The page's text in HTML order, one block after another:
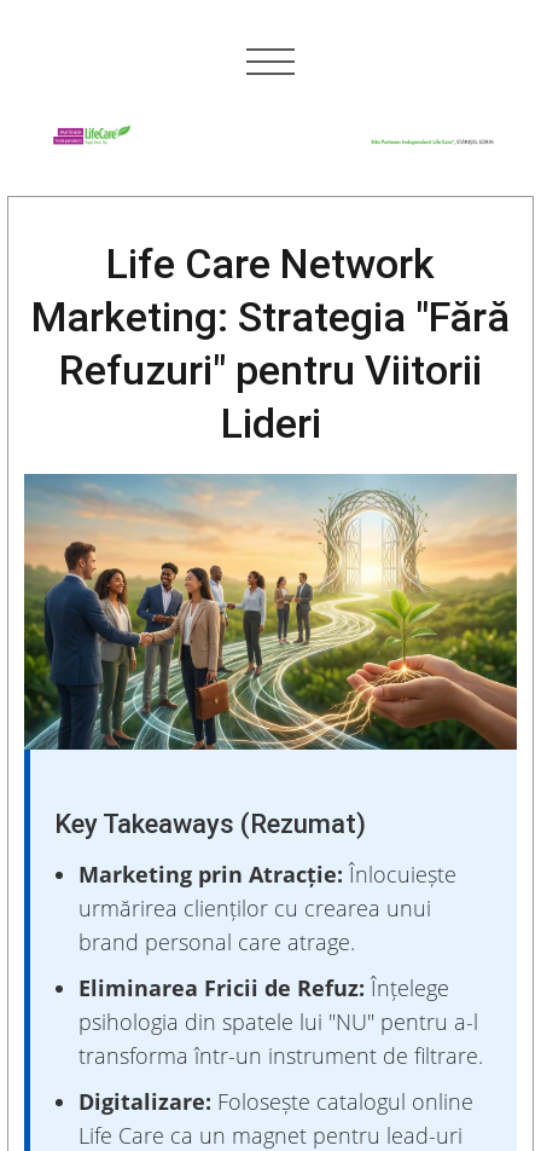
Life Care Network
Marketing: Strategia "Fără
Refuzuri" pentru Viitorii
Lideri
Key Takeaways (Rezumat)
Marketing prin Atracție: Înlocuiește
urmărirea clienților cu crearea unui
brand personal care atrage.
Eliminarea Fricii de Refuz: Înțelege
psihologia din spatele lui "NU" pentru a-l
transforma într-un instrument de filtrare.
Digitalizare: Folosește catalogul online
Life Care ca un magnet pentru lead-uri